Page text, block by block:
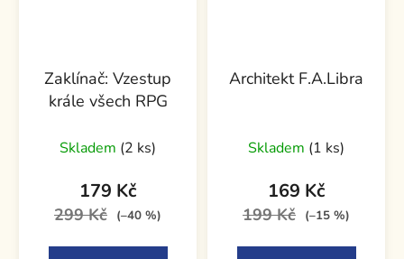
Zaklínač: Vzestup
krále všech RPG
Skladem (2 ks)
179 Kč
299 Kč (–40 %)
Architekt F.A.Libra
Skladem (1 ks)
169 Kč
199 Kč (–15 %)